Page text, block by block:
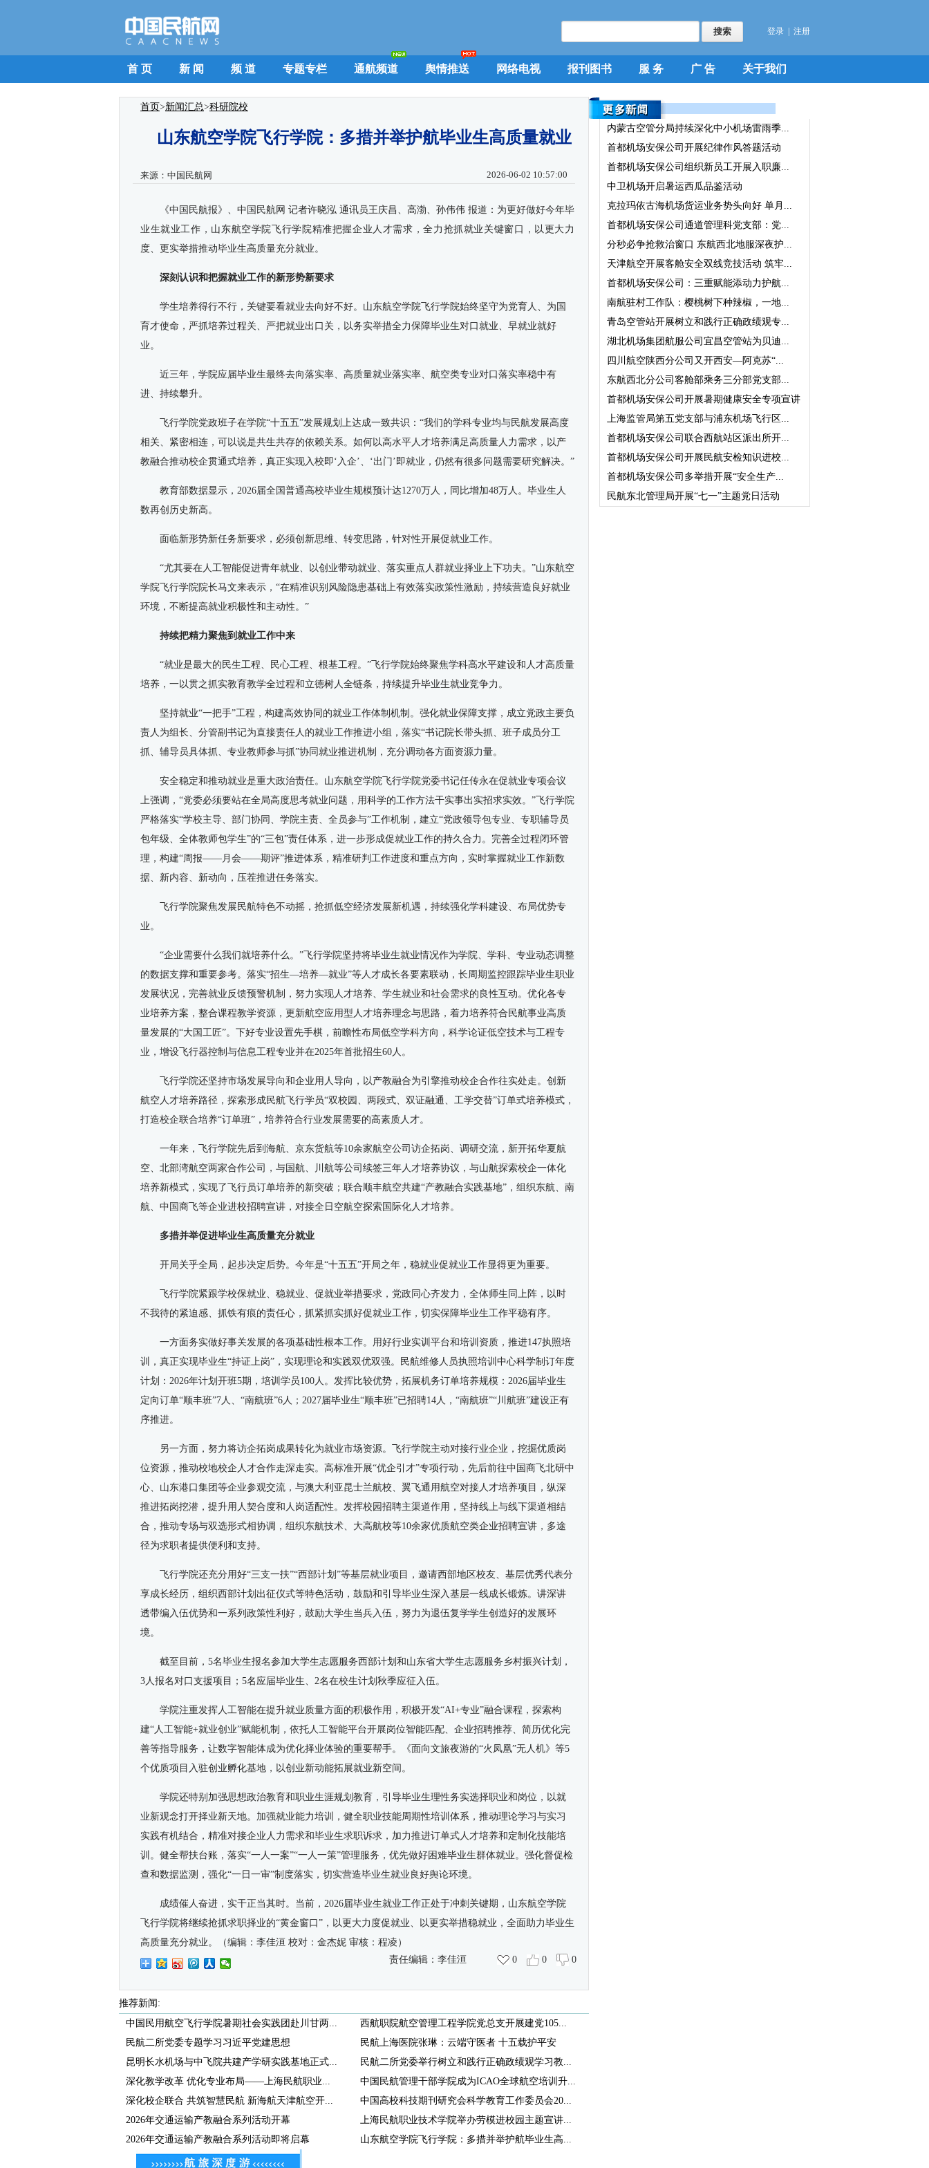
登录 注册
首 页 新 闻 频 道 专题专栏 通航频道 舆情推送 网络电视 报刊图书 服 务 广 告 关于我们
首页>新闻汇总>科研院校
山东航空学院飞行学院：多措并举护航毕业生高质量就业
来源： 中国民航网 2026-06-02 10:57:00
《中国民航报》、中国民航网 记者许晓泓 通讯员王庆昌、高渤、孙伟伟 报道：为更好做好今年毕
业生就业工作，山东航空学院飞行学院精准把握企业人才需求，全力抢抓就业关键窗口，以更大力
度、更实举措推动毕业生高质量充分就业。
深刻认识和把握就业工作的新形势新要求
学生培养得行不行，关键要看就业去向好不好。山东航空学院飞行学院始终坚守为党育人、为国
育才使命，严抓培养过程关、严把就业出口关，以务实举措全力保障毕业生对口就业、早就业就好
业。
近三年，学院应届毕业生最终去向落实率、高质量就业落实率、航空类专业对口落实率稳中有
进、持续攀升。
飞行学院党政班子在学院“十五五”发展规划上达成一致共识：“我们的学科专业均与民航发展高度
相关、紧密相连，可以说是共生共存的依赖关系。如何以高水平人才培养满足高质量人力需求，以产
教融合推动校企贯通式培养，真正实现入校即‘入企’、‘出门’即就业，仍然有很多问题需要研究解决。”
教育部数据显示，2026届全国普通高校毕业生规模预计达1270万人，同比增加48万人。毕业生人
数再创历史新高。
面临新形势新任务新要求，必须创新思维、转变思路，针对性开展促就业工作。
“尤其要在人工智能促进青年就业、以创业带动就业、落实重点人群就业择业上下功夫。”山东航空
学院飞行学院院长马文来表示，“在精准识别风险隐患基础上有效落实政策性激励，持续营造良好就业
环境，不断提高就业积极性和主动性。”
持续把精力聚焦到就业工作中来
“就业是最大的民生工程、民心工程、根基工程。”飞行学院始终聚焦学科高水平建设和人才高质量
培养，一以贯之抓实教育教学全过程和立德树人全链条，持续提升毕业生就业竞争力。
坚持就业“一把手”工程，构建高效协同的就业工作体制机制。强化就业保障支撑，成立党政主要负
责人为组长、分管副书记为直接责任人的就业工作推进小组，落实“书记院长带头抓、班子成员分工
抓、辅导员具体抓、专业教师参与抓”协同就业推进机制，充分调动各方面资源力量。
安全稳定和推动就业是重大政治责任。山东航空学院飞行学院党委书记任传永在促就业专项会议
上强调，“党委必须要站在全局高度思考就业问题，用科学的工作方法干实事出实招求实效。”飞行学院
严格落实“学校主导、部门协同、学院主责、全员参与”工作机制，建立“党政领导包专业、专职辅导员
包年级、全体教师包学生”的“三包”责任体系，进一步形成促就业工作的持久合力。完善全过程闭环管
理，构建“周报——月会——期评”推进体系，精准研判工作进度和重点方向，实时掌握就业工作新数
据、新内容、新动向，压茬推进任务落实。
飞行学院聚焦发展民航特色不动摇，抢抓低空经济发展新机遇，持续强化学科建设、布局优势专
业。
“企业需要什么我们就培养什么。”飞行学院坚持将毕业生就业情况作为学院、学科、专业动态调整
的数据支撑和重要参考。落实“招生—培养—就业”等人才成长各要素联动，长周期监控跟踪毕业生职业
发展状况，完善就业反馈预警机制，努力实现人才培养、学生就业和社会需求的良性互动。优化各专
业培养方案，整合课程教学资源，更新航空应用型人才培养理念与思路，着力培养符合民航事业高质
量发展的“大国工匠”。下好专业设置先手棋，前瞻性布局低空学科方向，科学论证低空技术与工程专
业，增设飞行器控制与信息工程专业并在2025年首批招生60人。
飞行学院还坚持市场发展导向和企业用人导向，以产教融合为引擎推动校企合作往实处走。创新
航空人才培养路径，探索形成民航飞行学员“双校园、两段式、双证融通、工学交替”订单式培养模式，
打造校企联合培养“订单班”，培养符合行业发展需要的高素质人才。
一年来，飞行学院先后到海航、京东货航等10余家航空公司访企拓岗、调研交流，新开拓华夏航
空、北部湾航空两家合作公司，与国航、川航等公司续签三年人才培养协议，与山航探索校企一体化
培养新模式，实现了飞行员订单培养的新突破；联合顺丰航空共建“产教融合实践基地”，组织东航、南
航、中国商飞等企业进校招聘宣讲，对接全日空航空探索国际化人才培养。
多措并举促进毕业生高质量充分就业
开局关乎全局，起步决定后势。今年是“十五五”开局之年，稳就业促就业工作显得更为重要。
飞行学院紧跟学校保就业、稳就业、促就业举措要求，党政同心齐发力，全体师生同上阵，以时
不我待的紧迫感、抓铁有痕的责任心，抓紧抓实抓好促就业工作，切实保障毕业生工作平稳有序。
一方面务实做好事关发展的各项基础性根本工作。用好行业实训平台和培训资质，推进147执照培
训，真正实现毕业生“持证上岗”，实现理论和实践双优双强。民航维修人员执照培训中心科学制订年度
计划：2026年计划开班5期，培训学员100人。发挥比较优势，拓展机务订单培养规模：2026届毕业生
定向订单“顺丰班”7人、“南航班”6人；2027届毕业生“顺丰班”已招聘14人，“南航班”“川航班”建设正有
序推进。
另一方面，努力将访企拓岗成果转化为就业市场资源。飞行学院主动对接行业企业，挖掘优质岗
位资源，推动校地校企人才合作走深走实。高标准开展“优企引才”专项行动，先后前往中国商飞北研中
心、山东港口集团等企业参观交流，与澳大利亚昆士兰航校、翼飞通用航空对接人才培养项目，纵深
推进拓岗挖潜，提升用人契合度和人岗适配性。发挥校园招聘主渠道作用，坚持线上与线下渠道相结
合，推动专场与双选形式相协调，组织东航技术、大高航校等10余家优质航空类企业招聘宣讲，多途
径为求职者提供便利和支持。
飞行学院还充分用好“三支一扶”“西部计划”等基层就业项目，邀请西部地区校友、基层优秀代表分
享成长经历，组织西部计划出征仪式等特色活动，鼓励和引导毕业生深入基层一线成长锻炼。讲深讲
透带编入伍优势和一系列政策性利好，鼓励大学生当兵入伍，努力为退伍复学学生创造好的发展环
境。
截至目前，5名毕业生报名参加大学生志愿服务西部计划和山东省大学生志愿服务乡村振兴计划，
3人报名对口支援项目；5名应届毕业生、2名在校生计划秋季应征入伍。
学院注重发挥人工智能在提升就业质量方面的积极作用，积极开发“AI+专业”融合课程，探索构
建“人工智能+就业创业”赋能机制，依托人工智能平台开展岗位智能匹配、企业招聘推荐、简历优化完
善等指导服务，让数字智能体成为优化择业体验的重要帮手。《面向文旅夜游的“火凤凰”无人机》等5
个优质项目入驻创业孵化基地，以创业新动能拓展就业新空间。
学院还特别加强思想政治教育和职业生涯规划教育，引导毕业生理性务实选择职业和岗位，以就
业新观念打开择业新天地。加强就业能力培训，健全职业技能周期性培训体系，推动理论学习与实习
实践有机结合，精准对接企业人力需求和毕业生求职诉求，加力推进订单式人才培养和定制化技能培
训。健全帮扶台账，落实“一人一案”“一人一策”管理服务，优先做好困难毕业生群体就业。强化督促检
查和数据监测，强化“一日一审”制度落实，切实营造毕业生就业良好舆论环境。
成绩催人奋进，实干正当其时。当前，2026届毕业生就业工作正处于冲刺关键期，山东航空学院
飞行学院将继续抢抓求职择业的“黄金窗口”，以更大力度促就业、以更实举措稳就业，全面助力毕业生
高质量充分就业。
（编辑：李佳洹 校对：金杰妮 审核：程凌 ）
责任编辑： 李佳洹 0 0 0
推荐新闻:
中国民用航空飞行学院暑期社会实践团赴川甘两...
民航二所党委专题学习习近平党建思想
昆明长水机场与中飞院共建产学研实践基地正式...
深化教学改革 优化专业布局——上海民航职业...
深化校企联合 共筑智慧民航 新海航天津航空开...
2026年交通运输产教融合系列活动开幕
2026年交通运输产教融合系列活动即将启幕
西航职院航空管理工程学院党总支开展建党105...
民航上海医院张琳：云端守医者 十五载护平安
民航二所党委举行树立和践行正确政绩观学习教...
中国民航管理干部学院成为ICAO全球航空培训升...
中国高校科技期刊研究会科学教育工作委员会20...
上海民航职业技术学院举办劳模进校园主题宣讲...
山东航空学院飞行学院：多措并举护航毕业生高...
内蒙古空管分局持续深化中小机场雷雨季...
首都机场安保公司开展纪律作风答题活动
首都机场安保公司组织新员工开展入职廉...
中卫机场开启暑运西瓜品鉴活动
克拉玛依古海机场货运业务势头向好 单月...
首都机场安保公司通道管理科党支部：党...
分秒必争抢救治窗口 东航西北地服深夜护...
天津航空开展客舱安全双线竞技活动 筑牢...
首都机场安保公司：三重赋能添动力护航...
南航驻村工作队：樱桃树下种辣椒，一地...
青岛空管站开展树立和践行正确政绩观专...
湖北机场集团航服公司宜昌空管站为贝迪...
四川航空陕西分公司又开西安—阿克苏“...
东航西北分公司客舱部乘务三分部党支部...
首都机场安保公司开展暑期健康安全专项宣讲
上海监管局第五党支部与浦东机场飞行区...
首都机场安保公司联合西航站区派出所开...
首都机场安保公司开展民航安检知识进校...
首都机场安保公司多举措开展“安全生产...
民航东北管理局开展“七一”主题党日活动